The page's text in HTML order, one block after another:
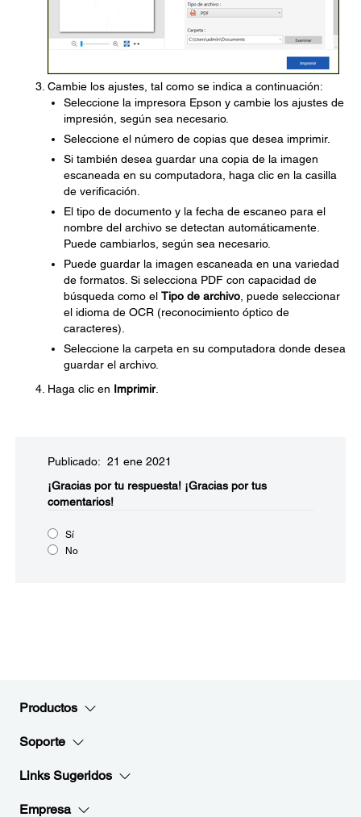
Cambie los ajustes, tal como se indica a continuación:
Seleccione la impresora Epson y cambie los ajustes de
impresión, según sea necesario.
Seleccione el número de copias que desea imprimir.
Si también desea guardar una copia de la imagen
escaneada en su computadora, haga clic en la casilla
de verificación.
El tipo de documento y la fecha de escaneo para el
nombre del archivo se detectan automáticamente.
Puede cambiarlos, según sea necesario.
Puede guardar la imagen escaneada en una variedad
de formatos. Si selecciona PDF con capacidad de
búsqueda como el Tipo de archivo , puede seleccionar
el idioma de OCR (reconocimiento óptico de
caracteres).
Seleccione la carpeta en su computadora donde desea
guardar el archivo.
Haga clic en Imprimir.
Publicado: 21 ene 2021
¡Gracias por tu respuesta! ¡Gracias por tus
comentarios!
Sí
No
Productos
Soporte
Links Sugeridos
Empresa